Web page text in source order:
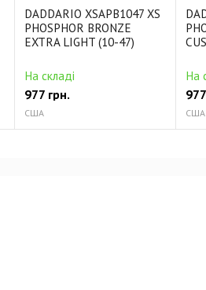
DADDARIO XSAPB1047 XS
PHOSPHOR BRONZE
EXTRA LIGHT (10-47)
На складі
977 грн.
США
На
США